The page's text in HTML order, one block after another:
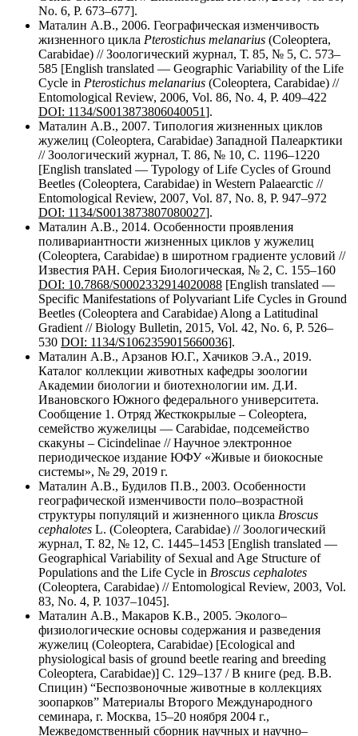
No. 6, P. 673–677].
Маталин А.В., 2006. Географическая изменчивость
жизненного цикла Pterostichus melanarius (Coleoptera,
Carabidae) //Зоологический журнал, Т. 85, № 5, С. 573–
585 [English translated — Geographic Variability of the Life
Cycle in Pterostichus melanarius (Coleoptera, Carabidae) //
Entomological Review, 2006, Vol. 86, No. 4, P. 409–422
DOI: 1134/S0013873806040051].
Маталин А.В., 2007. Типология жизненных циклов
жужелиц (Coleoptera, Carabidae) Западной Палеарктики
// Зоологический журнал, Т. 86, № 10, С. 1196–1220
[English translated — Typology of Life Cycles of Ground
Beetles (Coleoptera, Carabidae) in Western Palaearctic //
Entomological Review, 2007, Vol. 87, No. 8, P. 947–972
DOI: 1134/S0013873807080027].
Маталин А.В., 2014. Особенности проявления
поливариантности жизненных циклов у жужелиц
(Coleoptera, Carabidae) в широтном градиенте условий //
Известия РАН. Серия Биологическая, № 2, С. 155–160
DOI: 10.7868/S0002332914020088 [English translated —
Specific Manifestations of Polyvariant Life Cycles in Ground
Beetles (Coleoptera and Carabidae) Along a Latitudinal
Gradient // Biology Bulletin, 2015, Vol. 42, No. 6, P. 526–
530 DOI: 1134/S1062359015660036].
Маталин А.В., Арзанов Ю.Г., Хачиков Э.А., 2019.
Каталог коллекции животных кафедры зоологии
Академии биологии и биотехнологии им. Д.И.
Ивановского Южного федерального университета.
Сообщение 1. Отряд Жесткокрылые – Coleoptera,
семейство жужелицы — Carabidae, подсемейство
скакуны – Cicindelinae // Научное электронное
периодическое издание ЮФУ «Живые и биокосные
системы», № 29, 2019 г.
Маталин А.В., Будилов П.В., 2003. Особенности
географической изменчивости поло–возрастной
структуры популяций и жизненного цикла Broscus
cephalotes L. (Coleoptera, Carabidae) // Зоологический
журнал, Т. 82, № 12, С. 1445–1453 [English translated —
Geographical Variability of Sexual and Age Structure of
Populations and the Life Cycle in Broscus cephalotes
(Coleoptera, Carabidae) // Entomological Review, 2003, Vol.
83, No. 4, P. 1037–1045].
Маталин А.В., Макаров К.В., 2005. Эколого–
физиологические основы содержания и разведения
жужелиц (Coleoptera, Carabidae) [Ecological and
physiological basis of ground beetle rearing and breeding
Coleoptera, Carabidae)] С. 129–137 / В книге (ред. В.В.
Спицин) “Беспозвоночные животные в коллекциях
зоопарков” Материалы Второго Международного
семинара, г. Москва, 15–20 ноября 2004 г.,
Межведомственный сборник научных и научно–